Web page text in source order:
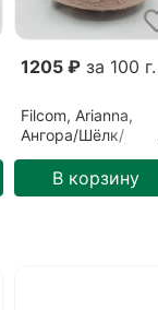
Античная
Ангора 40%
1205 ₽ за 100 г.
Filcom, Arianna,
Ангора/Шёлк/
Пудра (Cipria)
В корзину